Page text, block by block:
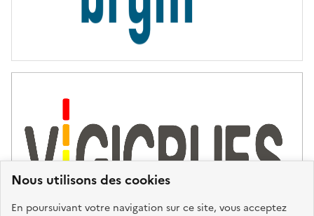
Nous utilisons des cookies
En poursuivant votre navigation sur ce site, vous acceptez